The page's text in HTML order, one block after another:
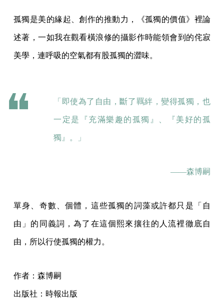
孤獨是美的緣起、創作的推動力，《孤獨的價值》裡論
述著，一如我在觀看橫浪修的攝影作時能領會到的侘寂
美學，連呼吸的空氣都有股孤獨的澀味。
「即使為了自由，斷了羈絆，變得孤獨，也
一定是『充滿樂趣的孤獨』、『美好的孤
獨』。」
——森博嗣
單身、奇數、個體，這些孤獨的詞藻或許都只是「自
由」的同義詞，為了在這個熙來攘往的人流裡徹底自
由，所以行使孤獨的權力。
作者：森博嗣
出版社：時報出版